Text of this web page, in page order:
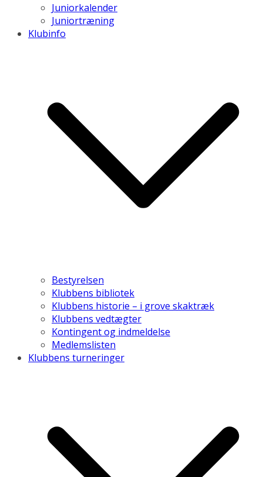
Juniorkalender
Juniortræning
Klubinfo
Bestyrelsen
Klubbens bibliotek
Klubbens historie – i grove skaktræk
Klubbens vedtægter
Kontingent og indmeldelse
Medlemslisten
Klubbens turneringer